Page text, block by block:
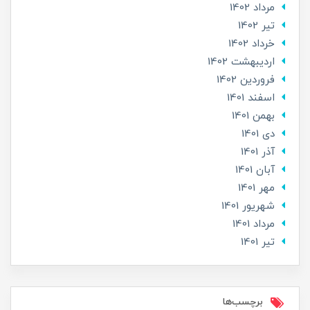
مرداد 1402
تير 1402
خرداد 1402
ارديبهشت 1402
فروردین 1402
اسفند 1401
بهمن 1401
دی 1401
آذر 1401
آبان 1401
مهر 1401
شهریور 1401
مرداد 1401
تير 1401
برچسب‌ها